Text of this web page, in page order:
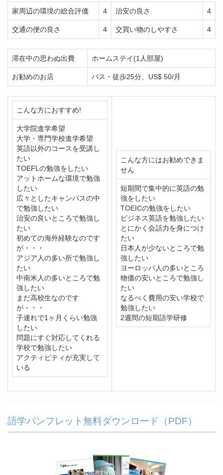
家周辺の環境の総合評価 4 治安の良さ 4
交通の便の良さ 4 交買い物のしやすさ 4
滞在中の思わぬ出費 ホームステイ(1人部屋)
お勧めのお店 バス・徒歩25分、US$ 50/月
こんな方におすすめ!
大学院進学希望
大学・専門学校進学希望
英語以外のコースを受講し
たい
TOEFLの勉強をしたい
アットホームな環境で勉強
したい
広々としたキャンパスの中
で勉強したい
治安の良いところで勉強し
たい
初めての海外経験なのです
が・・・
アジア人の多い所で勉強し
たい
中南米人の多いところで勉
強したい
まだ高校生なのです
が・・・
子連れで1ヶ月くらい勉強
したい
問題にすぐ対応してくれる
学校で勉強したい
アクティビティが充実して
いる
こんな方にはお勧めできま
せん
短期間で集中的に英語の勉
強をしたい
TOEICの勉強をしたい
ビジネス英語を勉強したい
とにかく会話力を身につけ
たい
日本人が少ないところで勉
強したい
ヨーロッパ人の多いところ
物価の安いところで勉強し
たい
なるべく費用の安い学校で
勉強したい
2週間の短期語学研修
語学パンフレット無料ダウンロード（PDF）